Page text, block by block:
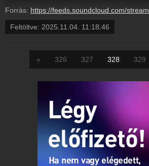
Forrás: https://feeds.soundcloud.com/stream/2206060395-balazsek-2-vasarnap-reggelre-szetvertek-a-budakalaszi-manofalvat-vonalban-kanya-tamas-manofalva-kis-falu-tervezoje-kivitelezoje-2.mp3
Feltöltve: 2025.11.04. 11:18:46
« 326 327 328 329